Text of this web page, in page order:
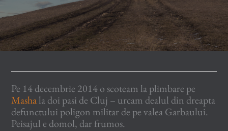
Pe 14 decembrie 2014 o scoteam la plimbare pe
Mashala doi pasi de Cluj – urcam dealul din dreapta
defunctului poligon militar de pe valea Garbaului.
Peisajul e domol, dar frumos.